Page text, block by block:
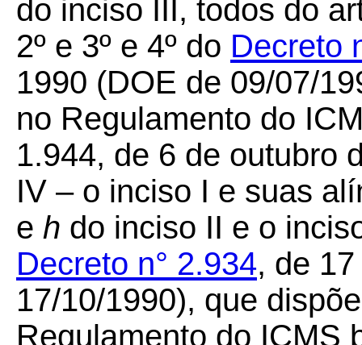
do inciso III, todos do
2º e 3º e 4º do Decreto
1990 (DOE de 09/07/
no Regulamento do
1.944, de 6 de outubro
IV – o inciso I e suas
e h do inciso II e o
Decreto n° 2.934, de
17/10/1990), que
Regulamento do ICMS